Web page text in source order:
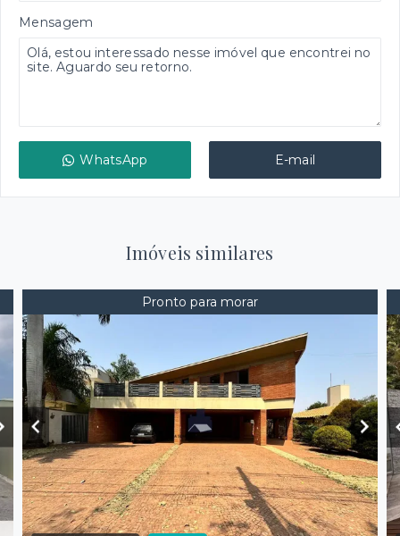
Mensagem
WhatsApp E-mail
Imóveis similares
Pronto para morar